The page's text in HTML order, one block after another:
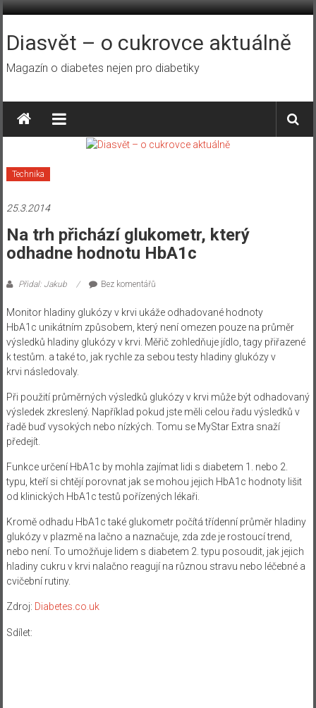
Přeskočit
obsah
Diasvět – o cukrovce aktuálně
Magazín o diabetes nejen pro diabetiky
Technika
25.3.2014
Na trh přichází glukometr, který
odhadne hodnotu HbA1c
Přidal: Jakub Bez komentářů
Monitor hladiny glukózy v krvi ukáže odhadované hodnoty
HbA1c unikátním způsobem, který není omezen pouze na průměr
výsledků hladiny glukózy v krvi. Měřič zohledňuje jídlo, tagy přiřazené
k testům. a také to, jak rychle za sebou testy hladiny glukózy v
krvi následovaly.
Při použití průměrných výsledků glukózy v krvi může být odhadovaný
výsledek zkreslený. Například pokud jste měli celou řadu výsledků v
řadě buď vysokých nebo nízkých. Tomu se MyStar Extra snaží
předejít.
Funkce určení HbA1c by mohla zajímat lidi s diabetem 1. nebo 2.
typu, kteří si chtějí porovnat jak se mohou jejich HbA1c hodnoty lišit
od klinických HbA1c testů pořízených lékaři.
Kromě odhadu HbA1c také glukometr počítá třídenní průměr hladiny
glukózy v plazmě na lačno a naznačuje, zda zde je rostoucí trend,
nebo není. To umožňuje lidem s diabetem 2. typu posoudit, jak jejich
hladiny cukru v krvi nalačno reagují na různou stravu nebo léčebné a
cvičební rutiny.
Zdroj: Diabetes.co.uk
Sdílet: